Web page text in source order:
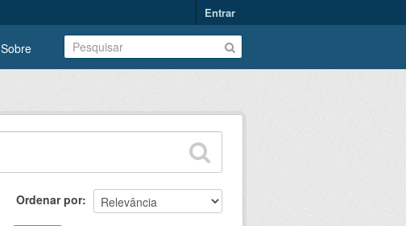
Entrar
Sobre
Ordenar por